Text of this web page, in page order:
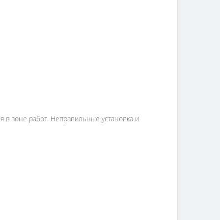
в зоне работ. Неправильные установка и